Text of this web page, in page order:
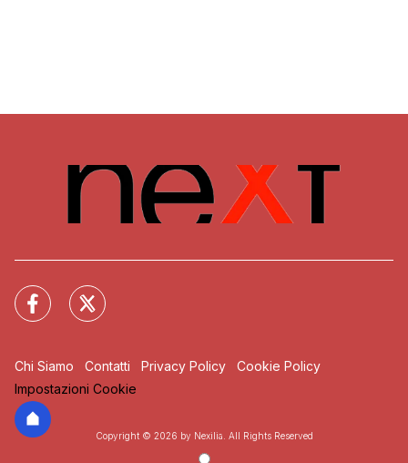
Chi Siamo Contatti Privacy Policy
Cookie Policy
Impostazioni Cookie
Copyright © 2026 by Nexilia. All Rights Reserved